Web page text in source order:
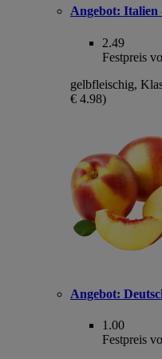
Angebot: Italien
2.49
Festpreis
gelbfleischig,
€ 4.98)
Angebot:
1.00
Festpreis